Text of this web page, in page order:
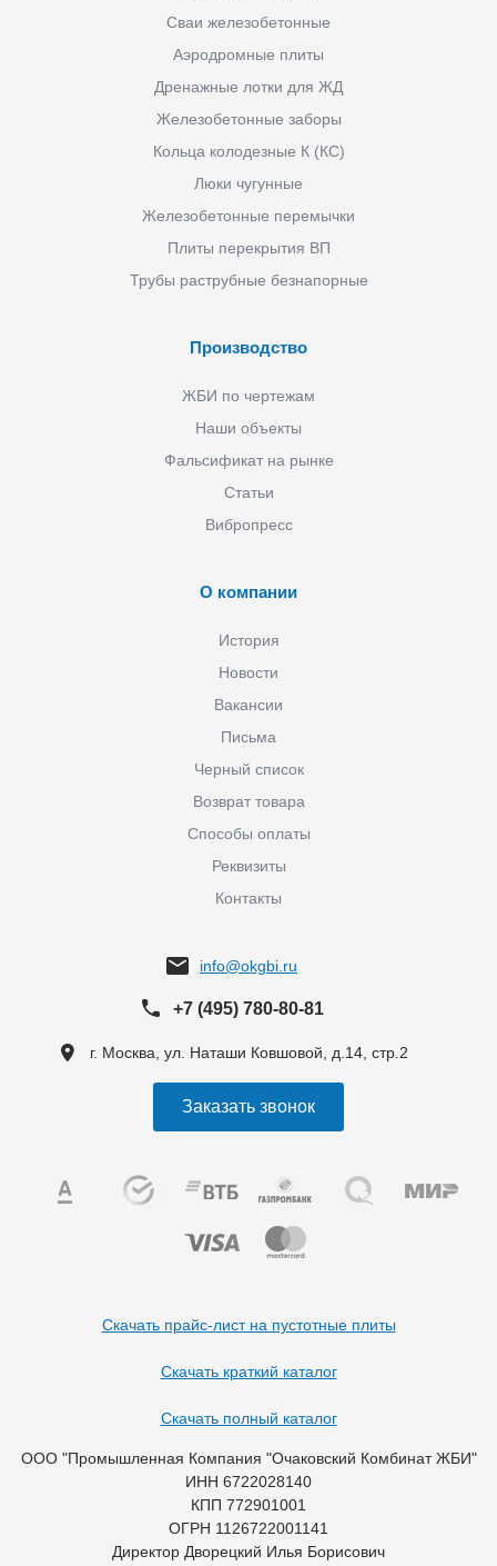
Сваи железобетонные
Аэродромные плиты
Дренажные лотки для ЖД
Железобетонные заборы
Кольца колодезные К (КС)
Люки чугунные
Железобетонные перемычки
Плиты перекрытия ВП
Трубы раструбные безнапорные
Производство
ЖБИ по чертежам
Наши объекты
Фальсификат на рынке
Статьи
Вибропресс
О компании
История
Новости
Вакансии
Письма
Черный список
Возврат товара
Способы оплаты
Реквизиты
Контакты
info@okgbi.ru
+7 (495) 780-80-81
г. Москва, ул. Наташи Ковшовой, д.14, стр.2
Заказать звонок
Скачать прайс-лист на пустотные плиты
Скачать краткий каталог
Скачать полный каталог
ООО "Промышленная Компания "Очаковский Комбинат ЖБИ"
ИНН 6722028140
КПП 772901001
ОГРН 1126722001141
Директор Дворецкий Илья Борисович